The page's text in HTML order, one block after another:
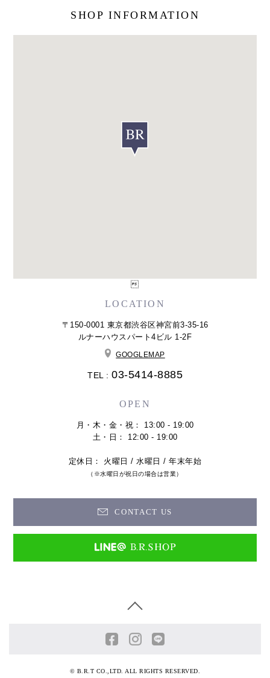
SHOP INFORMATION
LOCATION
〒150-0001 東京都渋谷区神宮前3-35-16
ルナーハウスパート4ビル 1-2F
GOOGLEMAP
TEL : 03-5414-8885
OPEN
月・木・金・祝： 13:00 - 19:00
土・日： 12:00 - 19:00
定休日： 火曜日 / 水曜日 / 年末年始
（※水曜日が祝日の場合は営業）
CONTACT US
© B.R.T CO.,LTD. ALL RIGHTS RESERVED.